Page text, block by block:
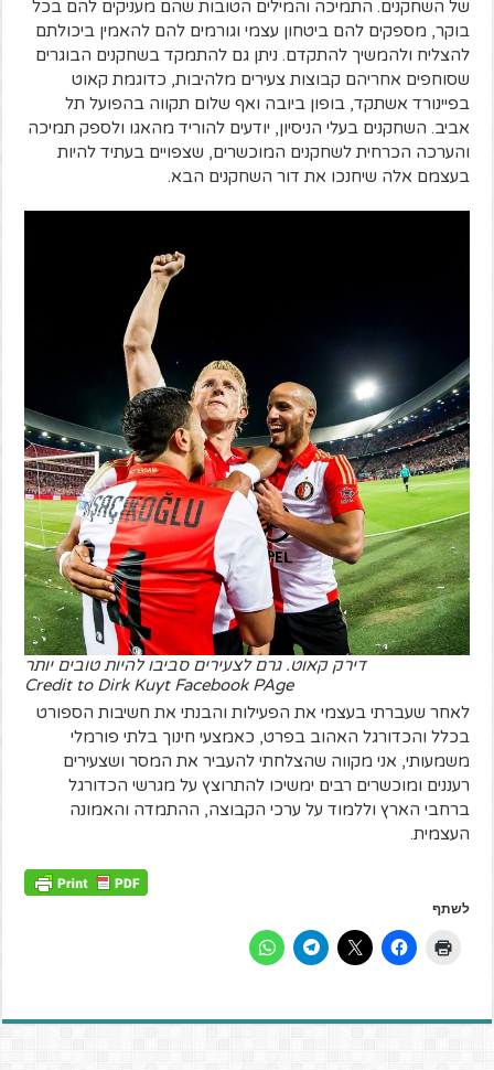
של השחקנים. התמיכה והמילים הטובות שהם מעניקים להם בכל
בוקר, מספקים להם ביטחון עצמי וגורמים להם להאמין ביכולתם
להצליח ולהמשיך להתקדם. ניתן גם להתמקד בשחקנים הבוגרים
שסוחפים אחריהם קבוצות צעירים מלהיבות, כדוגמת קאוט
בפיינורד אשתקד, בופון ביובה ואף שלום תקווה בהפועל תל
אביב. השחקנים בעלי הניסיון, יודעים להוריד מהאגו ולספק תמיכה
והערכה הכרחית לשחקנים המוכשרים, שצפויים בעתיד להיות
בעצמם אלה שיחנכו את דור השחקנים הבא.
דירק קאוט. גרם לצעירים סביבו להיות טובים יותר
Credit to Dirk Kuyt Facebook PAge
לאחר שעברתי בעצמי את הפעילות והבנתי את חשיבות הספורט
בכלל והכדורגל האהוב בפרט, כאמצעי חינוך בלתי פורמלי
משמעותי, אני מקווה שהצלחתי להעביר את המסר ושצעירים
רעננים ומוכשרים רבים ימשיכו להתרוצץ על מגרשי הכדורגל
ברחבי הארץ וללמוד על ערכי הקבוצה, ההתמדה והאמונה
העצמית.
לשתף